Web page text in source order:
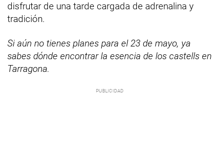
disfrutar de una tarde cargada de adrenalina y
tradición.
Si aún no tienes planes para el 23 de mayo, ya
sabes dónde encontrar la esencia de los castells en
Tarragona.